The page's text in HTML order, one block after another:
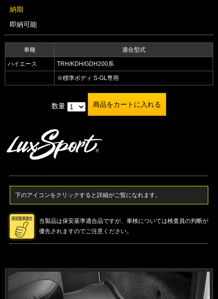
納期
即納可能
車種 適合型式
ハイエース TRH/KDH/GDH200系
※標準ボディ S-GL専用
数量
下のアイコンをクリックすると詳細がご覧になれます。
当製品は保安基準適合品ですが、車検については検査員の判断が
優先されますのでご注意ください。